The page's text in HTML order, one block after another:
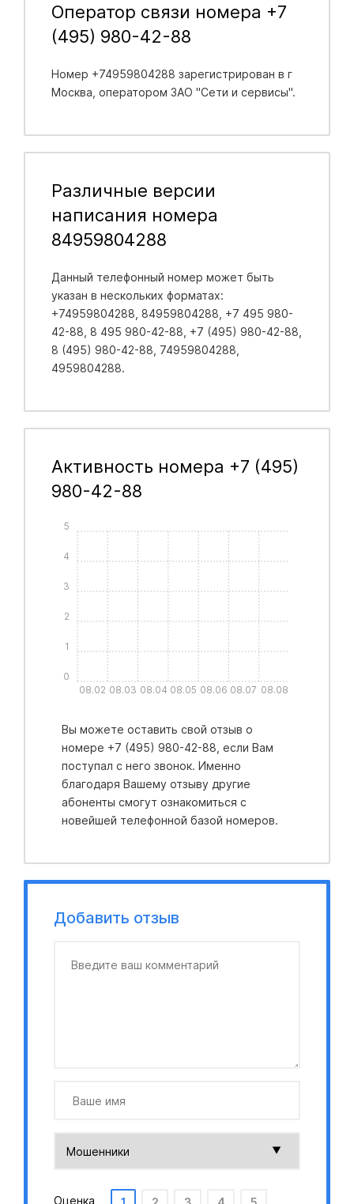
Оператор связи номера +7
(495) 980-42-88
Номер +74959804288 зарегистрирован в г
Москва , оператором ЗАО "Сети и сервисы".
Различные версии
написания номера
84959804288
Данный телефонный номер может быть
указан в нескольких форматах:
+74959804288, 84959804288, +7 495 980-
42-88, 8 495 980-42-88, +7 (495) 980-42-88,
8 (495) 980-42-88, 74959804288,
4959804288.
Активность номера +7 (495)
980-42-88
08.02 08.03 08.04 08.05 08.06 08.07 08.08
0
1
2
3
4
5
Вы можете оставить свой отзыв о
номере +7 (495) 980-42-88, если Вам
поступал с него звонок. Именно
благодаря Вашему отзыву другие
абоненты смогут ознакомиться с
новейшей телефонной базой номеров.
Добавить отзыв
Оценка